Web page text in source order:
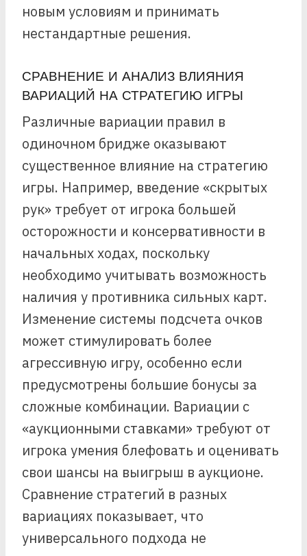
новым условиям и принимать
нестандартные решения.
СРАВНЕНИЕ И АНАЛИЗ ВЛИЯНИЯ
ВАРИАЦИЙ НА СТРАТЕГИЮ ИГРЫ
Различные вариации правил в
одиночном бридже оказывают
существенное влияние на стратегию
игры. Например, введение «скрытых
рук» требует от игрока большей
осторожности и консервативности в
начальных ходах, поскольку
необходимо учитывать возможность
наличия у противника сильных карт.
Изменение системы подсчета очков
может стимулировать более
агрессивную игру, особенно если
предусмотрены большие бонусы за
сложные комбинации. Вариации с
«аукционными ставками» требуют от
игрока умения блефовать и оценивать
свои шансы на выигрыш в аукционе.
Сравнение стратегий в разных
вариациях показывает, что
универсального подхода не